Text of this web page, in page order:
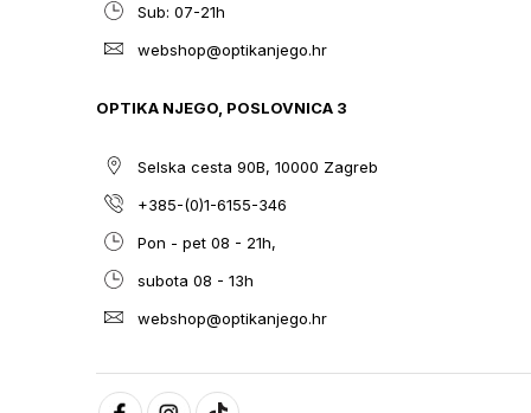
Sub: 07-21h
webshop@optikanjego.hr
OPTIKA NJEGO, POSLOVNICA 3
Selska cesta 90B, 10000 Zagreb
+385-(0)1-6155-346
Pon - pet 08 - 21h,
subota 08 - 13h
webshop@optikanjego.hr